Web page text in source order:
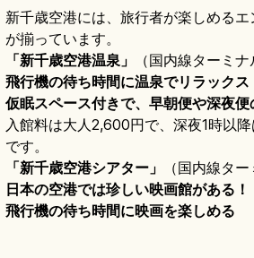
新千歳空港には、旅行者が楽しめる
が揃っています。
「新千歳空港温泉」
（国内線ターミナ
飛行機の待ち時間に温泉でリラックス
仮眠スペース付きで、早朝便や深夜便
入館料は大人2,600円で、深夜1時以
です。
「新千歳空港シアター」
（国内線タ
日本の空港では珍しい映画館がある！
飛行機の待ち時間に映画を楽しめる